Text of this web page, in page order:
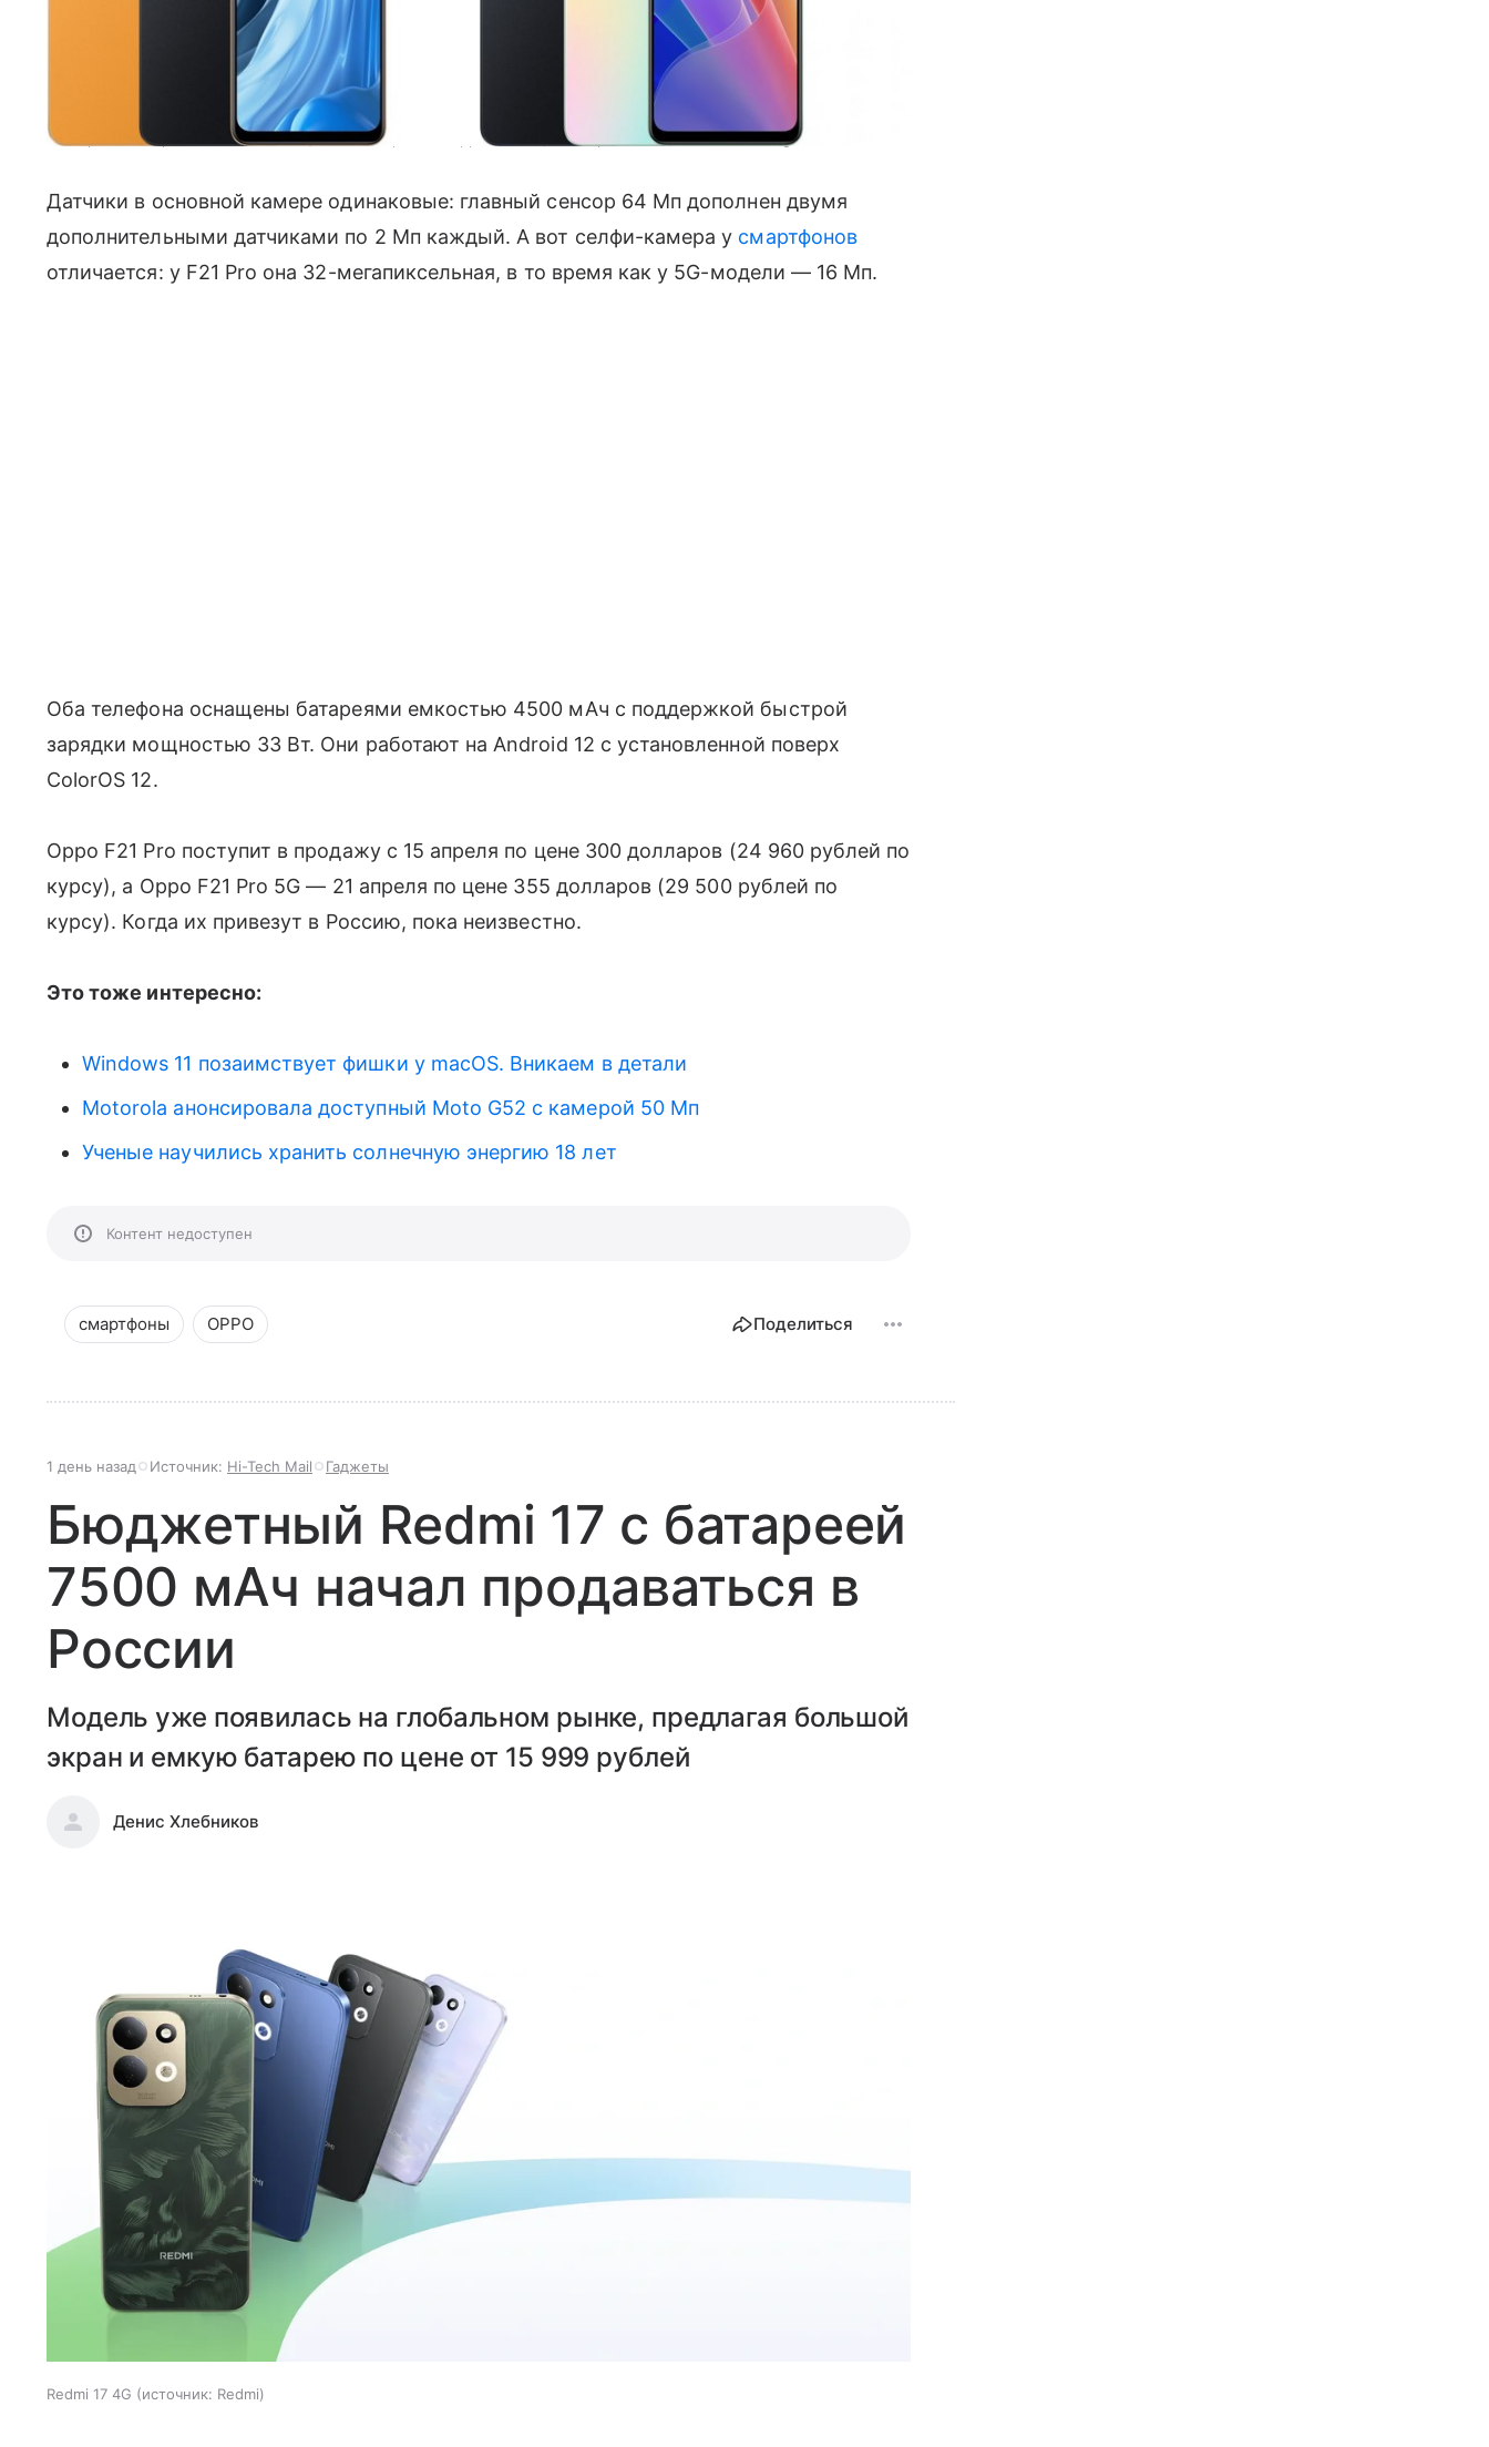
На первом изображении показаны цветовые варианты Oppo F21 Pro, на втором — модели 5G. Фото: gsmarena.com
Датчики в основной камере одинаковые: главный сенсор 64 Мп дополнен двумя
дополнительными датчиками по 2 Мп каждый. А вот селфи-камера у смартфонов
отличается: у F21 Pro она 32-мегапиксельная, в то время как у 5G-модели — 16 Мп.
Оба телефона оснащены батареями емкостью 4500 мАч с поддержкой быстрой
зарядки мощностью 33 Вт. Они работают на Android 12 с установленной поверх
ColorOS 12.
Oppo F21 Pro поступит в продажу с 15 апреля по цене 300 долларов (24 960 рублей по
курсу), а Oppo F21 Pro 5G — 21 апреля по цене 355 долларов (29 500 рублей по
курсу). Когда их привезут в Россию, пока неизвестно.
Это тоже интересно:
Windows 11 позаимствует фишки у macOS. Вникаем в детали
Motorola анонсировала доступный Moto G52 с камерой 50 Мп
Ученые научились хранить солнечную энергию 18 лет
Контент недоступен
смартфоны OPPO Поделиться
1 день назад Источник: Hi-Tech Mail Гаджеты
Бюджетный Redmi 17 с батареей
7500 мАч начал продаваться в
России
Модель уже появилась на глобальном рынке, предлагая большой
экран и емкую батарею по цене от 15 999 рублей
Денис Хлебников
Redmi 17 4G источник: Redmi